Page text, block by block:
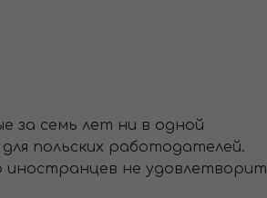
за семь лет ни в одной
польских работодателей.
не удовлетворит